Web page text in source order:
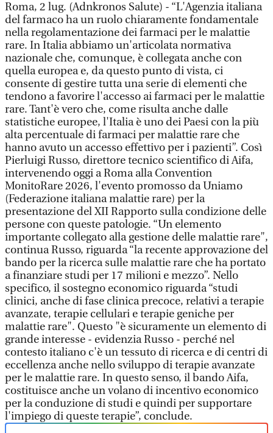
Roma, 2 lug. (Adnkronos Salute) - “L'Agenzia italiana
del farmaco ha un ruolo chiaramente fondamentale
nella regolamentazione dei farmaci per le malattie
rare. In Italia abbiamo un'articolata normativa
nazionale che, comunque, è collegata anche con
quella europea e, da questo punto di vista, ci
consente di gestire tutta una serie di elementi che
tendono a favorire l'accesso ai farmaci per le malattie
rare. Tant'è vero che, come risulta anche dalle
statistiche europee, l'Italia è uno dei Paesi con la più
alta percentuale di farmaci per malattie rare che
hanno avuto un accesso effettivo per i pazienti”. Così
Pierluigi Russo, direttore tecnico scientifico di Aifa,
intervenendo oggi a Roma alla Convention
MonitoRare 2026, l'evento promosso da Uniamo
(Federazione italiana malattie rare) per la
presentazione del XII Rapporto sulla condizione delle
persone con queste patologie. “Un elemento
importante collegato alla gestione delle malattie rare",
continua Russo, riguarda “la recente approvazione del
bando per la ricerca sulle malattie rare che ha portato
a finanziare studi per 17 milioni e mezzo”. Nello
specifico, il sostegno economico riguarda “studi
clinici, anche di fase clinica precoce, relativi a terapie
avanzate, terapie cellulari e terapie geniche per
malattie rare". Questo "è sicuramente un elemento di
grande interesse - evidenzia Russo - perché nel
contesto italiano c'è un tessuto di ricerca e di centri di
eccellenza anche nello sviluppo di terapie avanzate
per le malattie rare. In questo senso, il bando Aifa,
costituisce anche un volano di incentivo economico
per la conduzione di studi e quindi per supportare
l'impiego di queste terapie”, conclude.